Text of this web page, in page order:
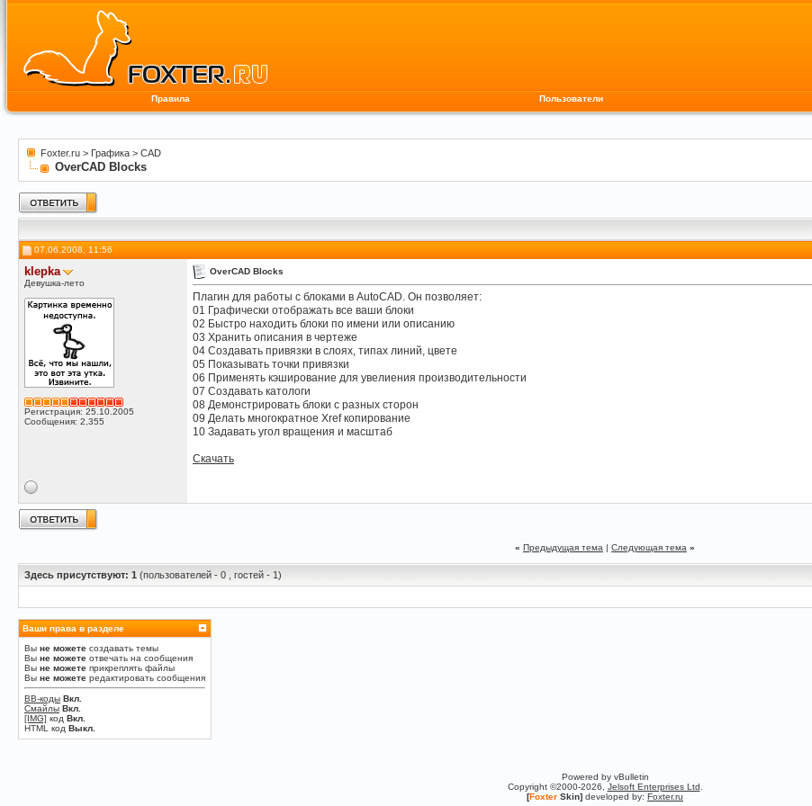
Правила Пользователи
Foxter.ru > Графика > CAD
OverCAD Blocks
07.06.2008, 11:56
klepka
Девушка-лето
Регистрация: 25.10.2005
Сообщения: 2,355
OverCAD Blocks
Плагин для работы с блоками в AutoCAD. Он позволяет:
01 Графически отображать все ваши блоки
02 Быстро находить блоки по имени или описанию
03 Хранить описания в чертеже
04 Создавать привязки в слоях, типах линий, цвете
05 Показывать точки привязки
06 Применять кэширование для увелиения производительности
07 Создавать катологи
08 Демонстрировать блоки с разных сторон
09 Делать многократное Xref копирование
10 Задавать угол вращения и масштаб
Скачать
« Предыдущая тема | Следующая тема »
Здесь присутствуют: 1 (пользователей - 0 , гостей - 1)
Ваши права в разделе
Вы не можете создавать темы
Вы не можете отвечать на сообщения
Вы не можете прикреплять файлы
Вы не можете редактировать сообщения
BB-коды Вкл.
Смайлы Вкл.
[IMG] код Вкл.
HTML код Выкл.
Powered by vBulletin
Copyright ©2000-2026, Jelsoft Enterprises Ltd
[Foxter Skin] developed by: Foxter.ru